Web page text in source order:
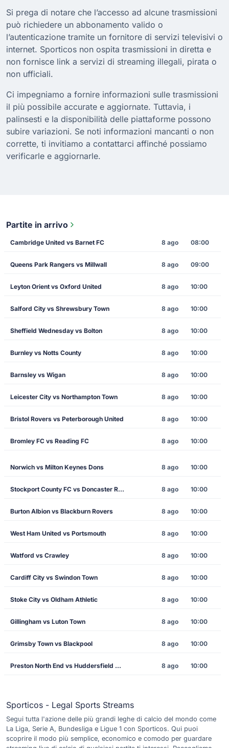
Si prega di notare che l’accesso ad alcune trasmissioni
può richiedere un abbonamento valido o
l’autenticazione tramite un fornitore di servizi televisivi o
internet. Sporticos non ospita trasmissioni in diretta e
non fornisce link a servizi di streaming illegali, pirata o
non ufficiali.
Ci impegniamo a fornire informazioni sulle trasmissioni
il più possibile accurate e aggiornate. Tuttavia, i
palinsesti e la disponibilità delle piattaforme possono
subire variazioni. Se noti informazioni mancanti o non
corrette, ti invitiamo a contattarci affinché possiamo
verificarle e aggiornarle.
Partite in arrivo
Cambridge United vs Barnet FC 8 ago 08:00
Queens Park Rangers vs Millwall 8 ago 09:00
Leyton Orient vs Oxford United 8 ago 10:00
Salford City vs Shrewsbury Town 8 ago 10:00
Sheffield Wednesday vs Bolton 8 ago 10:00
Burnley vs Notts County 8 ago 10:00
Barnsley vs Wigan 8 ago 10:00
Leicester City vs Northampton Town 8 ago 10:00
Bristol Rovers vs Peterborough United 8 ago 10:00
Bromley FC vs Reading FC 8 ago 10:00
Norwich vs Milton Keynes Dons 8 ago 10:00
Stockport County FC vs Doncaster Rovers 8 ago 10:00
Burton Albion vs Blackburn Rovers 8 ago 10:00
West Ham United vs Portsmouth 8 ago 10:00
Watford vs Crawley 8 ago 10:00
Cardiff City vs Swindon Town 8 ago 10:00
Stoke City vs Oldham Athletic 8 ago 10:00
Gillingham vs Luton Town 8 ago 10:00
Grimsby Town vs Blackpool 8 ago 10:00
Preston North End vs Huddersfield Town 8 ago 10:00
Sporticos - Legal Sports Streams
Segui tutta l'azione delle più grandi leghe di calcio del mondo come
La Liga, Serie A, Bundesliga e Ligue 1 con Sporticos. Qui puoi
scoprire il modo più semplice, economico e comodo per guardare